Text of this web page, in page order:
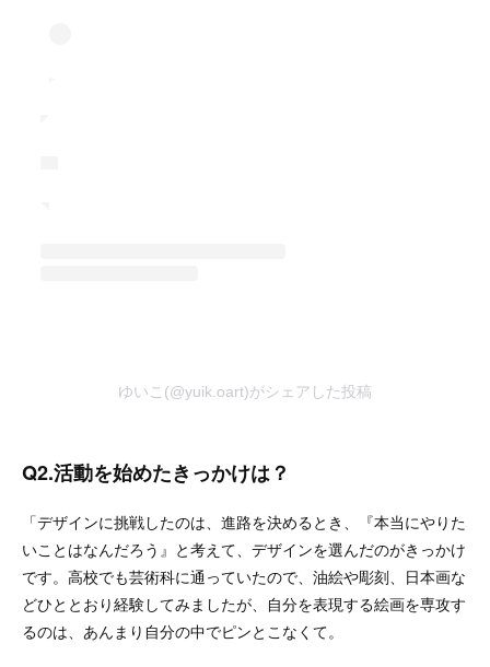
ゆいこ(@yuik.oart)がシェアした投稿
Q2.活動を始めたきっかけは？
「デザインに挑戦したのは、進路を決めるとき、『本当にやりた
いことはなんだろう』と考えて、デザインを選んだのがきっかけ
です。高校でも芸術科に通っていたので、油絵や彫刻、日本画な
どひととおり経験してみましたが、自分を表現する絵画を専攻す
るのは、あんまり自分の中でピンとこなくて。